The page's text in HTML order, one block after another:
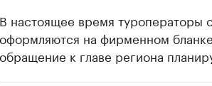
В настоящее время туроператоры
оформляются на фирменном
обращение к главе региона